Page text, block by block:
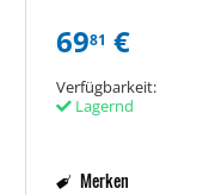
6981 €
Verfügbarkeit:
Lagernd
Merken